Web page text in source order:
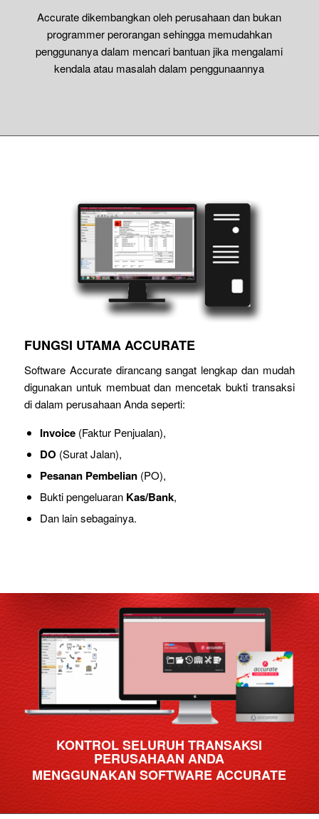
Accurate dikembangkan oleh perusahaan dan bukan
programmer perorangan sehingga memudahkan
penggunanya dalam mencari bantuan jika mengalami
kendala atau masalah dalam penggunaannya
FUNGSI UTAMA ACCURATE
Software Accurate dirancang sangat lengkap dan mudah
digunakan untuk membuat dan mencetak bukti transaksi
di dalam perusahaan Anda seperti:
Invoice(Faktur Penjualan),
DO (Surat Jalan),
Pesanan Pembelian(PO),
Bukti pengeluaran Kas/Bank,
Dan lain sebagainya.
KONTROL SELURUH TRANSAKSI
PERUSAHAAN ANDA
MENGGUNAKAN SOFTWARE ACCURATE